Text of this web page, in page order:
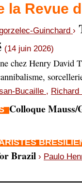
Revue
Guinchard ›
(14 juin 2026)
chez Henry David
Bucaille ,
Colloque
Brazil › Paulo